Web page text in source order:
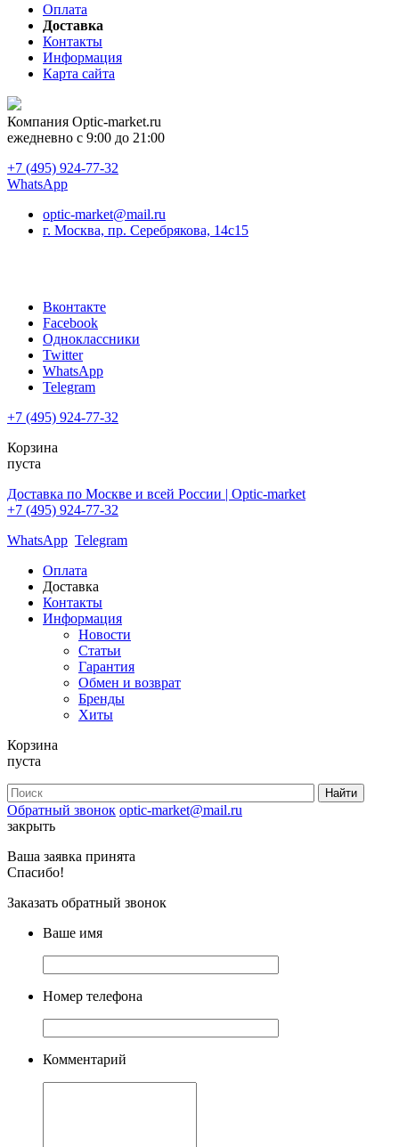
Оплата
Доставка
Контакты
Информация
Карта сайта
Компания Optic-market.ru
ежедневно с 9:00 до 21:00
+7 (495) 924-77-32
WhatsApp
optic-market@mail.ru
г. Москва, пр. Серебрякова, 14с15
Вконтакте
Facebook
Одноклассники
Twitter
WhatsApp
Telegram
+7 (495) 924-77-32
Корзина
пуста
Доставка по Москве и всей России | Optic-market
+7 (495) 924-77-32
WhatsApp Telegram
Оплата
Доставка
Контакты
Информация
Новости
Статьи
Гарантия
Обмен и возврат
Бренды
Хиты
Корзина
пуста
Обратный звонок optic-market@mail.ru
закрыть
Ваша заявка принята
Спасибо!
Заказать обратный звонок
Ваше имя
Номер телефона
Комментарий